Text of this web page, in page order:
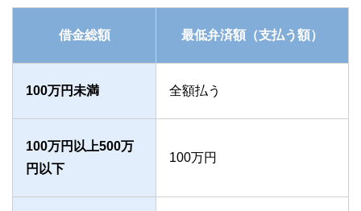
借金総額 最低弁済額（支払う額）
100万円未満 全額払う
100万円以上500万
円以下
100万円